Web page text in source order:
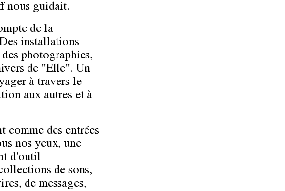
nous guidait.
de la
installations
photographies,
de "Elle". Un
à travers le
aux autres et à
comme des entrées
nos yeux, une
d'outil
de sons,
de messages,